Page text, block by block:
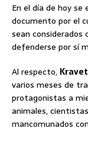
En el día de hoy se
documento por el
sean considerados
defenderse por sí
Al respecto,
varios meses de
protagonistas a
animales,
mancomunados